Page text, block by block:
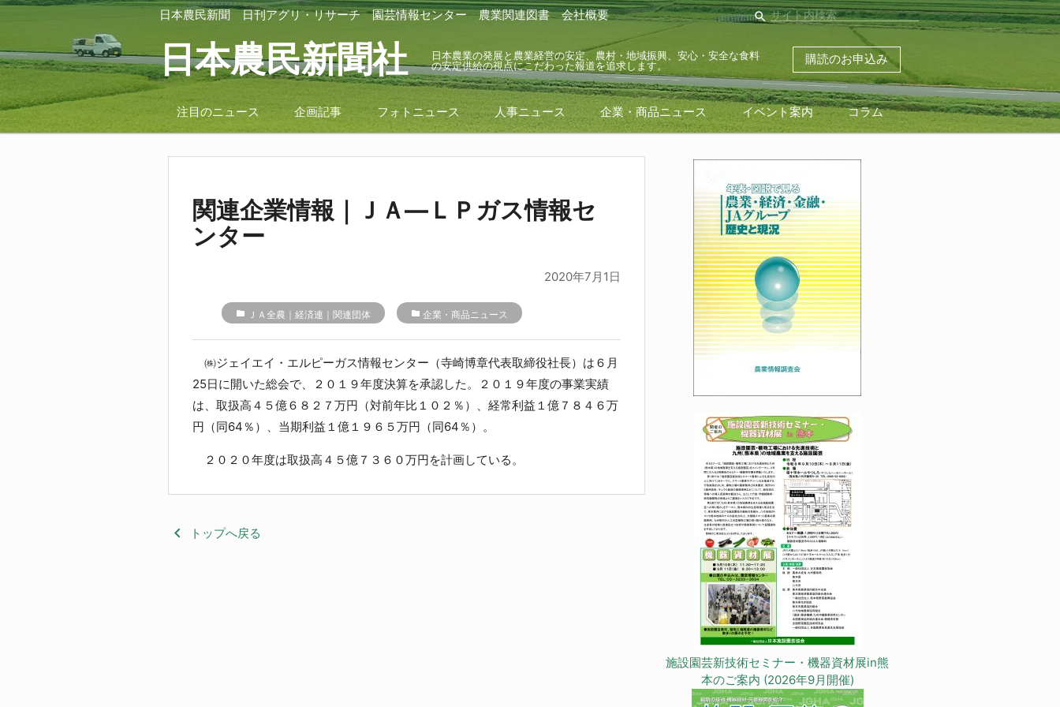
日本農民新聞 日刊アグリ・リサーチ 園芸情報センター 農業関連図書 会社概要 search
日本農民新聞社
日本農業の発展と農業経営の安定、農村・地域振興、安心・安全な食料
の安定供給の視点にこだわった報道を追求します。
購読のお申込み
注目のニュース 企画記事 フォトニュース 人事ニュース 企業・商品ニュース イベント案内 コラム
関連企業情報｜ＪＡ―ＬＰガス情報セ
ンター
2020年7月1日
folder ＪＡ全農｜経済連｜関連団体 folder 企業・商品ニュース
㈱ジェイエイ・エルピーガス情報センター（寺崎博章代表取締役社長）は６月
25日に開いた総会で、２０１９年度決算を承認した。２０１９年度の事業実績
は、取扱高４５億６８２７万円（対前年比１０２％）、経常利益１億７８４６万
円（同64％）、当期利益１億１９６５万円（同64％）。
２０２０年度は取扱高４５億７３６０万円を計画している。
keyboard_arrow_left トップへ戻る
施設園芸新技術セミナー・機器資材展in熊
本のご案内 (2026年9月開催)